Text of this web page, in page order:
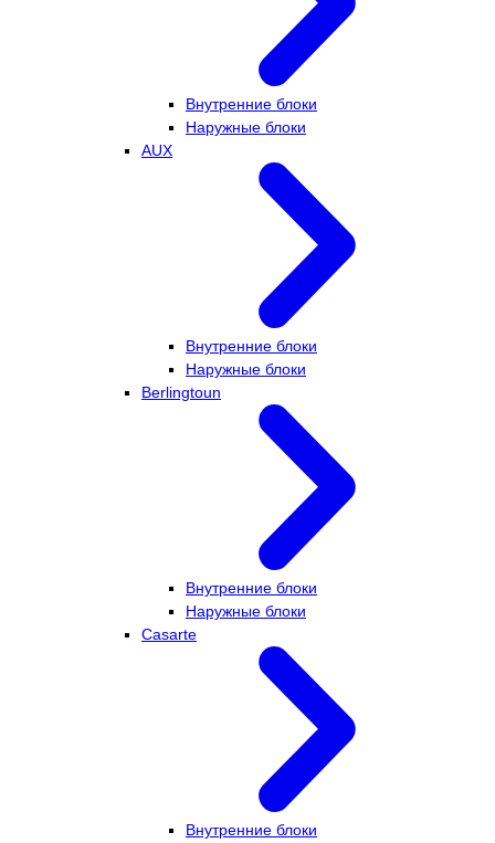
Внутренние блоки
Наружные блоки
AUX
Внутренние блоки
Наружные блоки
Berlingtoun
Внутренние блоки
Наружные блоки
Casarte
Внутренние блоки